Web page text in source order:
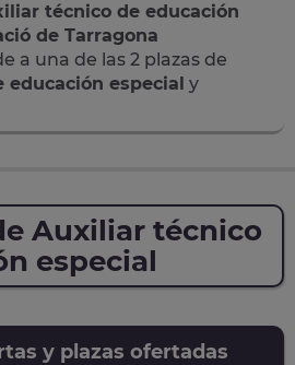
técnico de educación
de Tarragona
a una de las 2 plazas de
especial y
Auxiliar técnico
especial
y plazas ofertadas